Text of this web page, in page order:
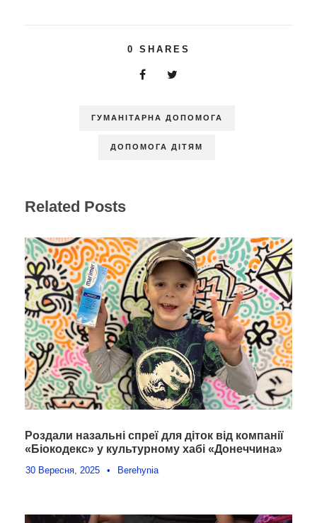
0 SHARES
ГУМАНІТАРНА ДОПОМОГА
ДОПОМОГА ДІТЯМ
Related Posts
Роздали назальні спреї для діток від компанії
«Біокодекс» у культурному хабі «Донеччина»
30 Вересня, 2025 • Berehynia